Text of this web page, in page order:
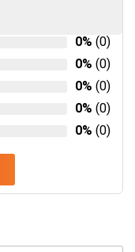
0% (0)
0% (0)
0% (0)
0% (0)
0% (0)